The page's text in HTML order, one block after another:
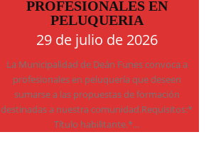
PROFESIONALES EN
PELUQUERIA
29 de julio de 2026
La Municipalidad de Deán Funes convoca a
profesionales en peluquería que deseen
sumarse a las propuestas de formación
destinadas a nuestra comunidad.Requisitos:*
Título habilitante.*...